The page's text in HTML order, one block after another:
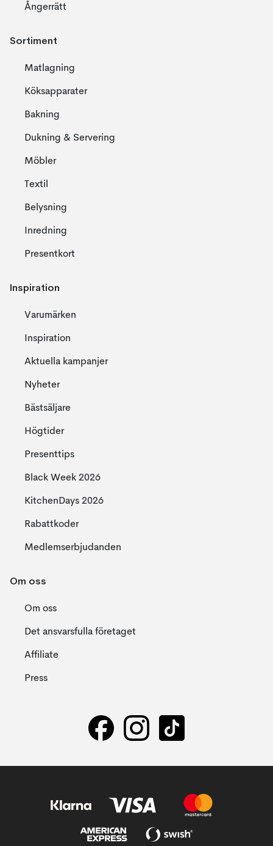
Ångerrätt
Sortiment
Matlagning
Köksapparater
Bakning
Dukning & Servering
Möbler
Textil
Belysning
Inredning
Presentkort
Inspiration
Varumärken
Inspiration
Aktuella kampanjer
Nyheter
Bästsäljare
Högtider
Presenttips
Black Week 2026
KitchenDays 2026
Rabattkoder
Medlemserbjudanden
Om oss
Om oss
Det ansvarsfulla företaget
Affiliate
Press